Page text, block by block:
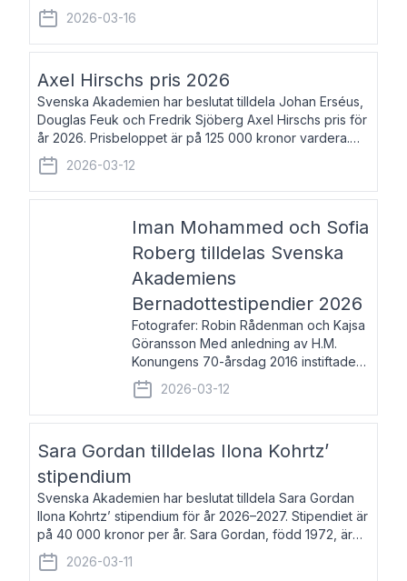
språkforskning och språkvård till minne av Carl Gabriel
och Karin Forsberg för år 2026. Prissumma
2026-03-16
Axel Hirschs pris 2026
Svenska Akademien har beslutat tilldela Johan Erséus,
Douglas Feuk och Fredrik Sjöberg Axel Hirschs pris för
år 2026. Prisbeloppet är på 125 000 kronor vardera.
Johan Erséus, född 1959, är fackboksförfattare och
journalist med mångårigt för
2026-03-12
Iman Mohammed och Sofia
Roberg tilldelas Svenska
Akademiens
Bernadottestipendier 2026
Fotografer: Robin Rådenman och Kajsa
Göransson Med anledning av H.M.
Konungens 70-årsdag 2016 instiftade
fem av de kungliga akademierna det så
kallade Bernadotteprogrammet med
syfte att genom stipendier erbjuda stöd
2026-03-12
Sara Gordan tilldelas Ilona Kohrtz’
stipendium
Svenska Akademien har beslutat tilldela Sara Gordan
Ilona Kohrtz’ stipendium för år 2026–2027. Stipendiet är
på 40 000 kronor per år. Sara Gordan, född 1972, är
författare och översättare. Hon debuterade 2006 med
det prosalyriska verket En
2026-03-11